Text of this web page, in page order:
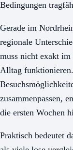
Bedingungen
Gerade im
regionale
muss nicht exakt
Alltag
zusammenpassen,
die ersten Wochen
Praktisch bedeutet